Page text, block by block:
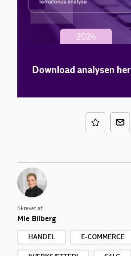
Download analysen her
Skrevet af:
Mie Bilberg
HANDEL E-COMMERCE